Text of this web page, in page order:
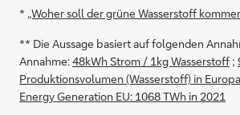
* „Woher soll der grüne Wasserstoff
** Die Aussage basiert auf folgenden
Annahme:48kWh Strom / 1kg Wasserstoff ;
Produktionsvolumen (Wasserstoff) in Europa
Energy Generation EU: 1068 TWh in 2021